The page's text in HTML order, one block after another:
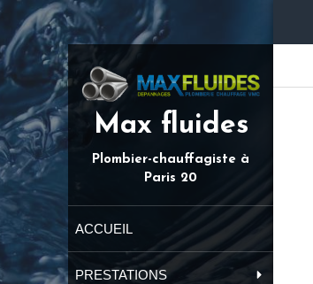
Max fluides
Plombier-chauffagiste à
Paris 20
ACCUEIL
PRESTATIONS